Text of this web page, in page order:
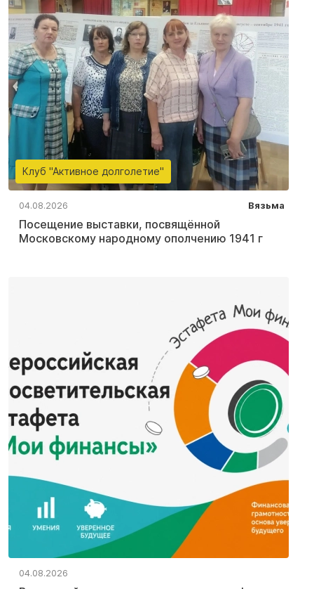
Клуб "Активное долголетие"
04.08.2026 Вязьма
Посещение выставки, посвящённой
Московскому народному ополчению 1941 г
04.08.2026